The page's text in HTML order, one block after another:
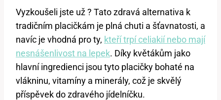
Vyzkoušeli jste už ? Tato zdravá alternativa k
tradičním placičkám je plná chuti a šťavnatosti, a
navíc je vhodná pro ty, kteří trpí celiakií nebo mají
nesnášenlivost na lepek. Díky květákům jako
hlavní ingredienci jsou tyto placičky bohaté na
vlákninu, vitamíny a minerály, což je skvělý
příspěvek do zdravého jídelníčku.